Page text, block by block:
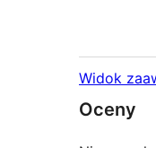
Widok
Oceny